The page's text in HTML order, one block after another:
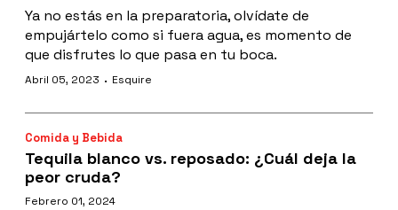
Ya no estás en la preparatoria, olvídate de
empujártelo como si fuera agua, es momento de
que disfrutes lo que pasa en tu boca.
Abril 05, 2023 · Esquire
Comida y Bebida
Tequila blanco vs. reposado: ¿Cuál deja la
peor cruda?
Febrero 01, 2024